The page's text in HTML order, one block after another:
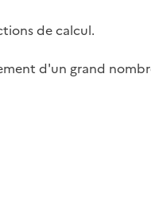
de calcul.
d'un grand